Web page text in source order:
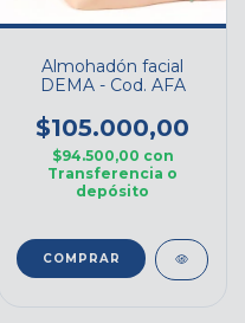
Almohadón facial
DEMA - Cod. AFA
$105.000,00
$94.500,00 con
Transferencia o
depósito